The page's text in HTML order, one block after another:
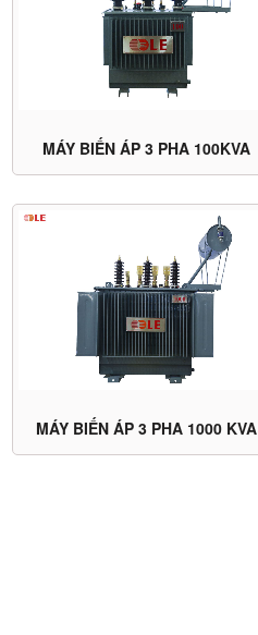
MÁY BIẾN ÁP 3 PHA 100KVA
MÁY BIẾN ÁP 3 PHA 1000 KVA